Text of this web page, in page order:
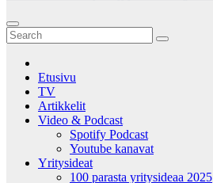
Etusivu
TV
Artikkelit
Video & Podcast
Spotify Podcast
Youtube kanavat
Yritysideat
100 parasta yritysideaa 2025